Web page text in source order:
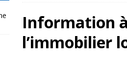
Information
l’immobilier